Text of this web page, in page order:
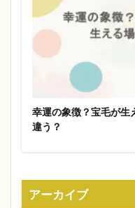
幸運の象徴？宝毛が生
違う？
アーカイブ